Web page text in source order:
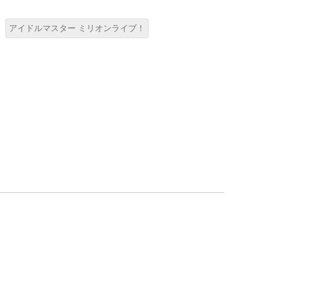
アイドルマスター ミリオンライブ！